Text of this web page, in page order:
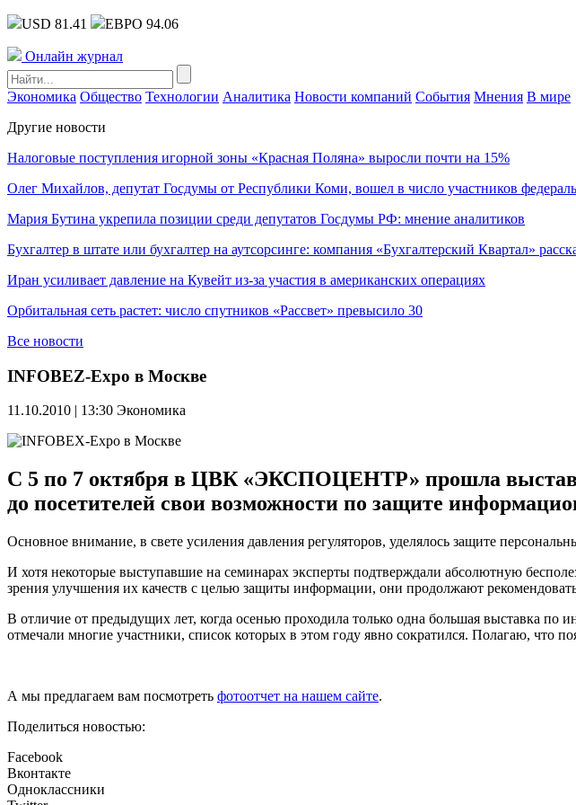
USD 81.41 ЕВРО 94.06
Онлайн журнал
Экономика Общество Технологии Аналитика Новости компаний События Мнения В мире
Другие новости
Налоговые поступления игорной зоны «Красная Поляна» выросли почти на 15%
Олег Михайлов, депутат Госдумы от Республики Коми, вошел в число участников
Мария Бутина укрепила позиции среди депутатов Госдумы РФ: мнение аналитиков
Бухгалтер в штате или бухгалтер на аутсорсинге: компания «Бухгалтерский Квартал»
Иран усиливает давление на Кувейт из-за участия в американских операциях
Орбитальная сеть растет: число спутников «Рассвет» превысило 30
Все новости
INFOBEZ-Expo в Москве
11.10.2010 | 13:30 Экономика
C 5 по 7 октября в ЦВК «ЭКСПОЦЕНТР» прошла
до посетителей свои возможности по защите
Основное внимание, в свете усиления давления регуляторов, уделялось защите
И хотя некоторые выступавшие на семинарах эксперты подтверждали абсолютную
зрения улучшения их качеств с целью защиты информации, они продолжают
В отличие от предыдущих лет, когда осенью проходила только одна большая выставка
отмечали многие участники, список которых в этом году явно сократился. Полагаю, что
А мы предлагаем вам посмотреть фотоотчет на нашем сайте.
Поделиться новостью:
Facebook
Вконтакте
Одноклассники